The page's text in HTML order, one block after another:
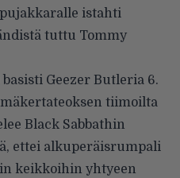
istahti
tuttu Tommy
basisti Geezer Butleria 6.
tiimoilta
Black Sabbathin
ettei alkuperäisrumpali
keikkoihin yhtyeen